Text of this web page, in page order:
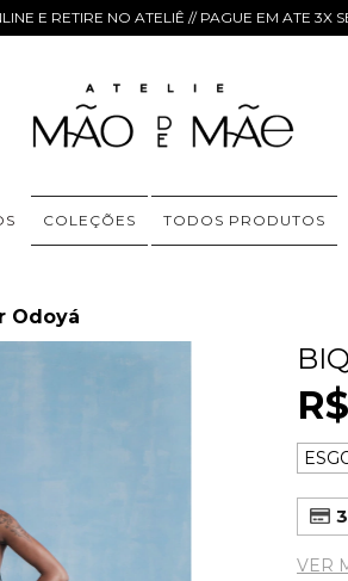
E RETIRE NO ATELIÊ // PAGUE EM ATE 3X
COLEÇÕES TODOS PRODUTOS
Odoyá
3
VER